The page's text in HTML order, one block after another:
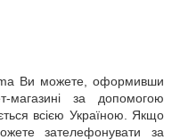
Ви можете, оформивши
магазині за допомогою
всією Україною. Якщо
зателефонувати за